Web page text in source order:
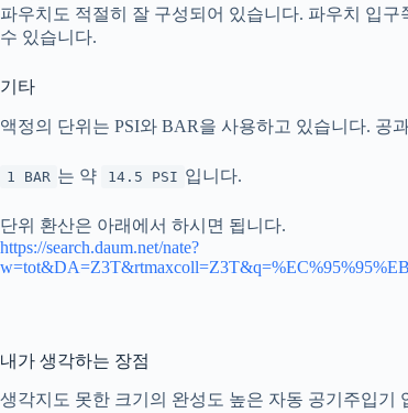
파우치도 적절히 잘 구성되어 있습니다. 파우치 입
수 있습니다.
기타
액정의 단위는 PSI와 BAR을 사용하고 있습니다. 공
1 BAR 는 약 14.5 PSI 입니다.
단위 환산은 아래에서 하시면 됩니다.
https://search.daum.net/nate?
내가 생각하는 장점
생각지도 못한 크기의 완성도 높은 자동 공기주입기